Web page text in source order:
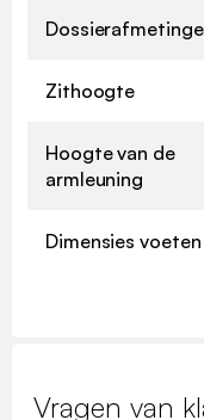
Zithoogte
Hoogte van de
armleuning
Dimensies voeten
Vragen van